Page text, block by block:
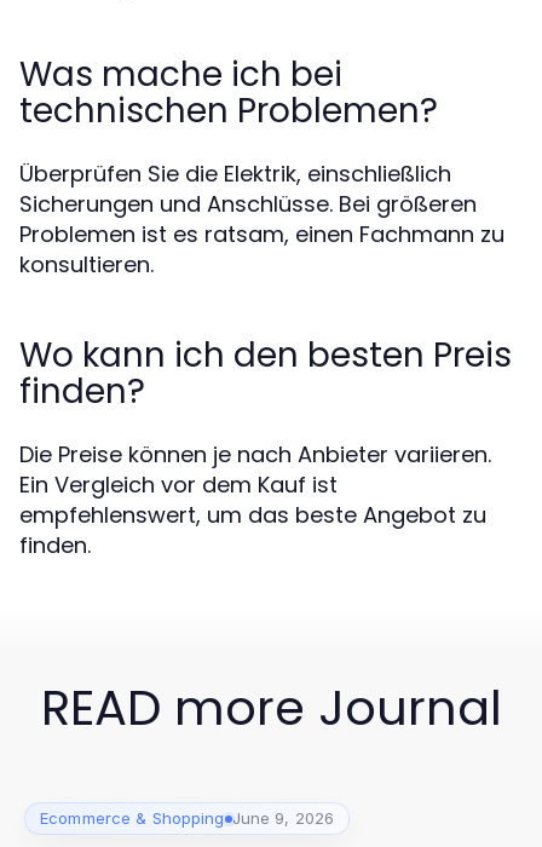
Was mache ich bei
technischen Problemen?
Überprüfen Sie die Elektrik, einschließlich
Sicherungen und Anschlüsse. Bei größeren
Problemen ist es ratsam, einen Fachmann zu
konsultieren.
Wo kann ich den besten Preis
finden?
Die Preise können je nach Anbieter variieren.
Ein Vergleich vor dem Kauf ist
empfehlenswert, um das beste Angebot zu
finden.
READ more Journal
Ecommerce & Shopping June 9, 2026